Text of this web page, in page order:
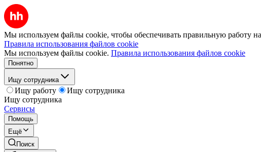
Мы используем файлы cookie, чтобы обеспечивать правильную работу
Правила использования файлов cookie
Мы используем файлы cookie. Правила использования файлов cookie
Понятно
Ищу сотрудника
Ищу работу
Ищу сотрудника
Ищу сотрудника
Сервисы
Помощь
Ещё
Поиск